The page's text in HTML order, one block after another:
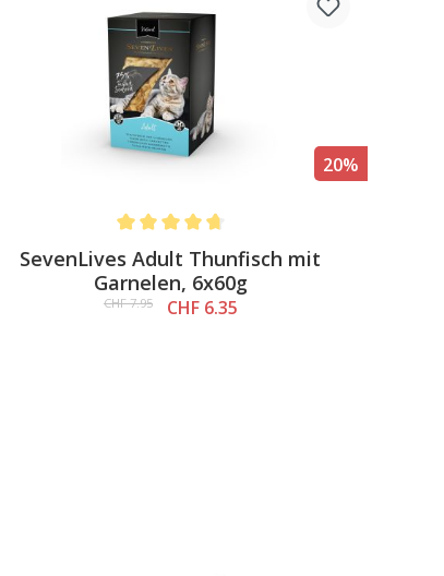
20%
Average rating of 4.7 out of 5 stars
SevenLives Adult Thunfisch mit
Garnelen, 6x60g
CHF 7.95 CHF 6.35